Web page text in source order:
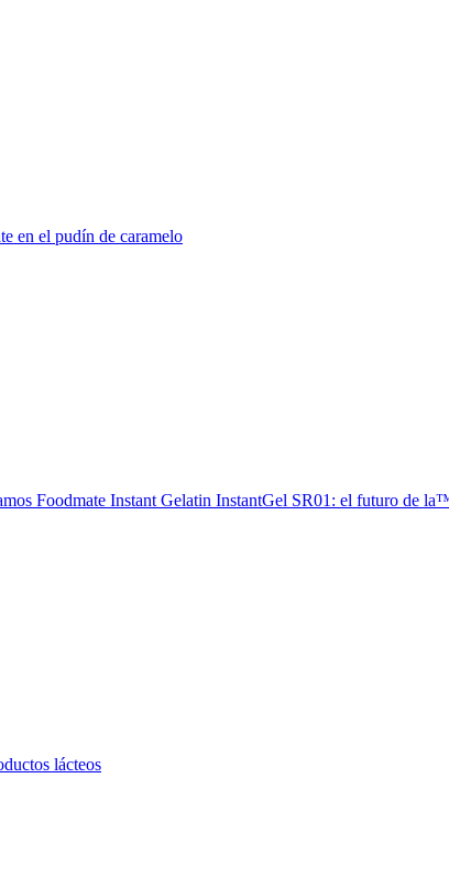
en el pudín de caramelo
Foodmate Instant Gelatin InstantGel SR01: el futuro de
lácteos